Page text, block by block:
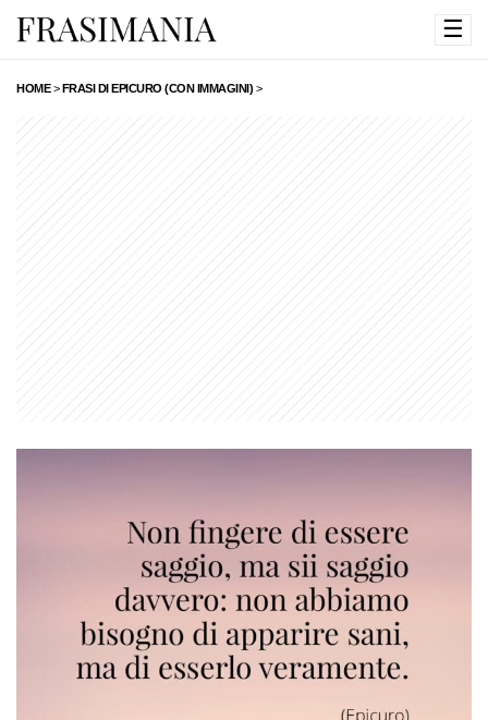
☰
HOME>FRASI DI EPICURO (CON IMMAGINI) >